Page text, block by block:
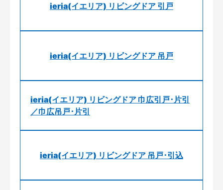
ieria(イエリア) リビングドア 引戸
ieria(イエリア) リビングドア 吊戸
ieria(イエリア) リビングドア 巾広引戸･片引
／巾広吊戸･片引
ieria(イエリア) リビングドア 吊戸･引込